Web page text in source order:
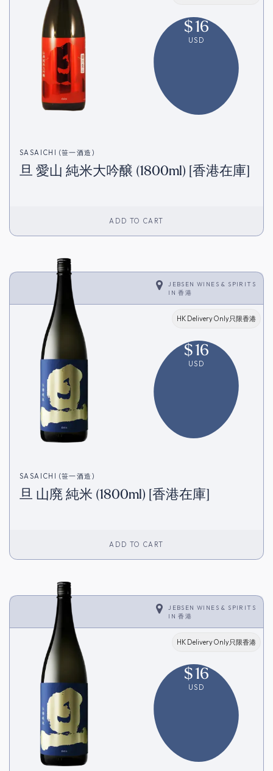
$16
USD
SASAICHI (笹一酒造)
旦 愛山 純米大吟醸 (1800ml) [香港在庫]
ADD TO CART
JEBSEN WINES & SPIRITS
IN香港
HK Delivery Only只限香港
$16
USD
SASAICHI (笹一酒造)
旦 山廃 純米 (1800ml) [香港在庫]
ADD TO CART
JEBSEN WINES & SPIRITS
IN香港
HK Delivery Only只限香港
$16
USD